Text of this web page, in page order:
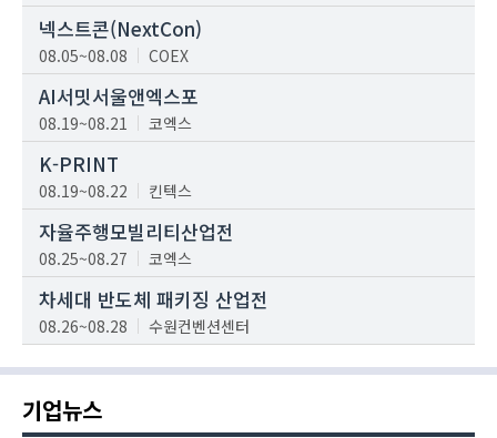
넥스트콘(NextCon)
08.05~08.08 COEX
AI서밋서울앤엑스포
08.19~08.21 코엑스
K-PRINT
08.19~08.22 킨텍스
자율주행모빌리티산업전
08.25~08.27 코엑스
차세대 반도체 패키징 산업전
08.26~08.28 수원컨벤션센터
기업뉴스